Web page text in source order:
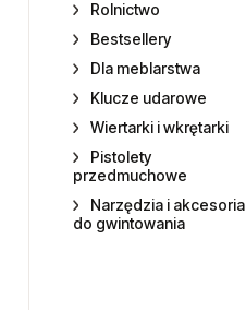
Rolnictwo
Bestsellery
Dla meblarstwa
Klucze udarowe
Wiertarki i wkrętarki
Pistolety
przedmuchowe
Narzędzia i akcesoria
do gwintowania